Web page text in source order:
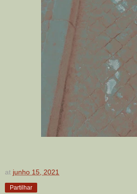
at junho 15, 2021
Partilhar